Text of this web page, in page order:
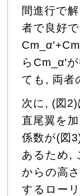
間進行で
者で良好
らCm_α'
ても, 両者
次に, (図
直尾翼を
係数が(図
あるため,
からの高
するロー